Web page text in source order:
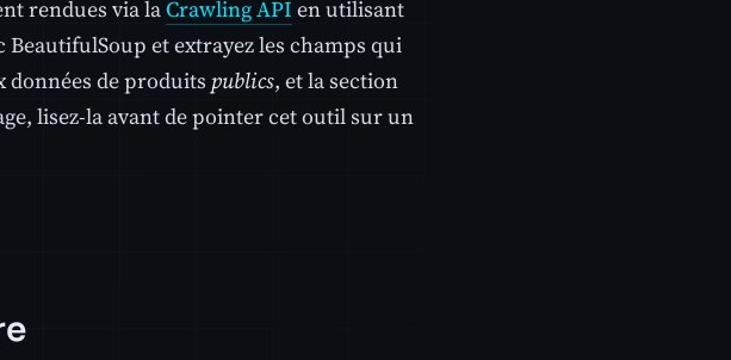
rendues via laCrawling API en utilisant
BeautifulSoup et extrayez les champs qui
données de produits publics, et la section
lisez-la avant de pointer cet outil sur un